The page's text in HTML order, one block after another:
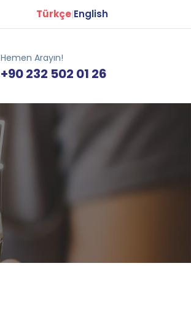
Türkçe|English
Hemen Arayın!
+90 232 502 01 26